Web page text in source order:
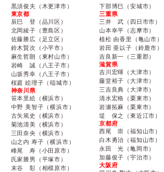
黒須俊夫（木更津市）
東京都
辰巳 登（品川区）
北岡綾子（豊島区）
佐藤勝広（足立区）
鈴木賢次（小平市）
麻生哲朗（東村山市）
岩崎 誠（八王子市）
山坂秀幸（八王子市）
桜庭 絵理子（稲城市）
神奈川県
笹本里絵（横浜市）
中野 美智子（横浜市）
古矢篤史（横浜市）
菊池清美（横浜市）
三田奈央（横浜市）
山之内 寿子（横浜市）
峰尾 寿（小田原市）
氏家勝男（平塚市）
末谷 彰（相模原市）
下部博巳（安城市）
三重県
三井 武（四日市市）
山本幸平（志摩市）
植松 由香里（亀山市）
岩田 亜以子（鈴鹿市）
吉良新一（三重郡）
滋賀県
吉川宏暉（大津市）
藤堂裕子（大津市）
三吉良典（大津市）
清水宏格（栗東市）
岩瀬拓麻（栗東市）
堤 保之（東近江市）
京都府
西尾 崇（福知山市）
白木勇治（福知山市）
永田 光（亀岡市）
加藤俊子（宇治市）
大阪府